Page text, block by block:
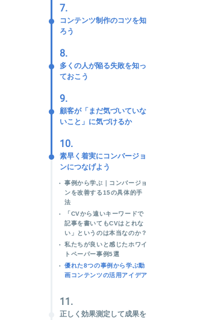
7.
コンテンツ制作のコツを知
ろう
8.
多くの人が陥る失敗を知っ
ておこう
9.
顧客が「まだ気づいていな
いこと」に気づけるか
10.
素早く着実にコンバージョ
ンにつなげよう
事例から学ぶ｜コンバージョ
ンを改善する15の具体的手
法
「CVから遠いキーワードで
記事を書いてもCVはとれな
い」というのは本当なのか？
私たちが良いと感じたホワイ
トペーパー事例5選
優れた8つの事例から学ぶ動
画コンテンツの活用アイデア
11.
正しく効果測定して成果を